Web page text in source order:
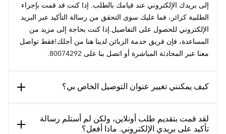
إلى بريدك الإلكتروني عند قيامك بالطلب. إذا كنت قد قمت بإجراء
الطلبية كزائر، فما عليك سوى التحقق من رسالة التأكيد عبر البريد
الإلكتروني للحصول على التفاصيل.إذا كنت بحاجة إلى مزيد من
المساعدة، فإن فريق خدمة الزبائن لدينا هنا من أجلك!فقط تواصل
معنا عبر المحادثة المباشرة أو اتصل بنا على 80074292.
كيف يمكنني تغيير عنوان التوصيل الخاص بي؟
لقد قمت بتقديم طلب أونلاين، ولكن لم أستلم رسالة
تأكيد على بريدي الإلكتروني. ماذا أفعل؟